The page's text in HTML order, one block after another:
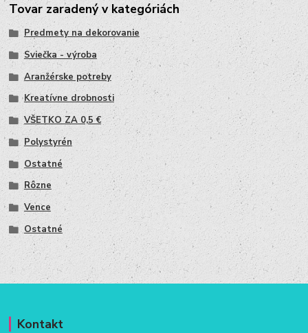
Tovar zaradený v kategóriách
Predmety na dekorovanie
Sviečka - výroba
Aranžérske potreby
Kreatívne drobnosti
VŠETKO ZA 0,5 €
Polystyrén
Ostatné
Rôzne
Vence
Ostatné
Kontakt